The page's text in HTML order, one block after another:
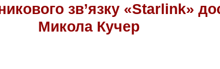
зв’язку «Starlink»
Микола Кучер